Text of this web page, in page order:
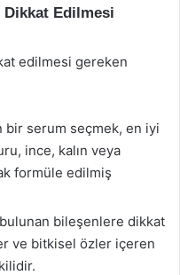
Dikkat Edilmesi
edilmesi gereken
bir serum seçmek, en iyi
ince, kalın veya
formüle edilmiş
bileşenlere dikkat
ve bitkisel özler içeren